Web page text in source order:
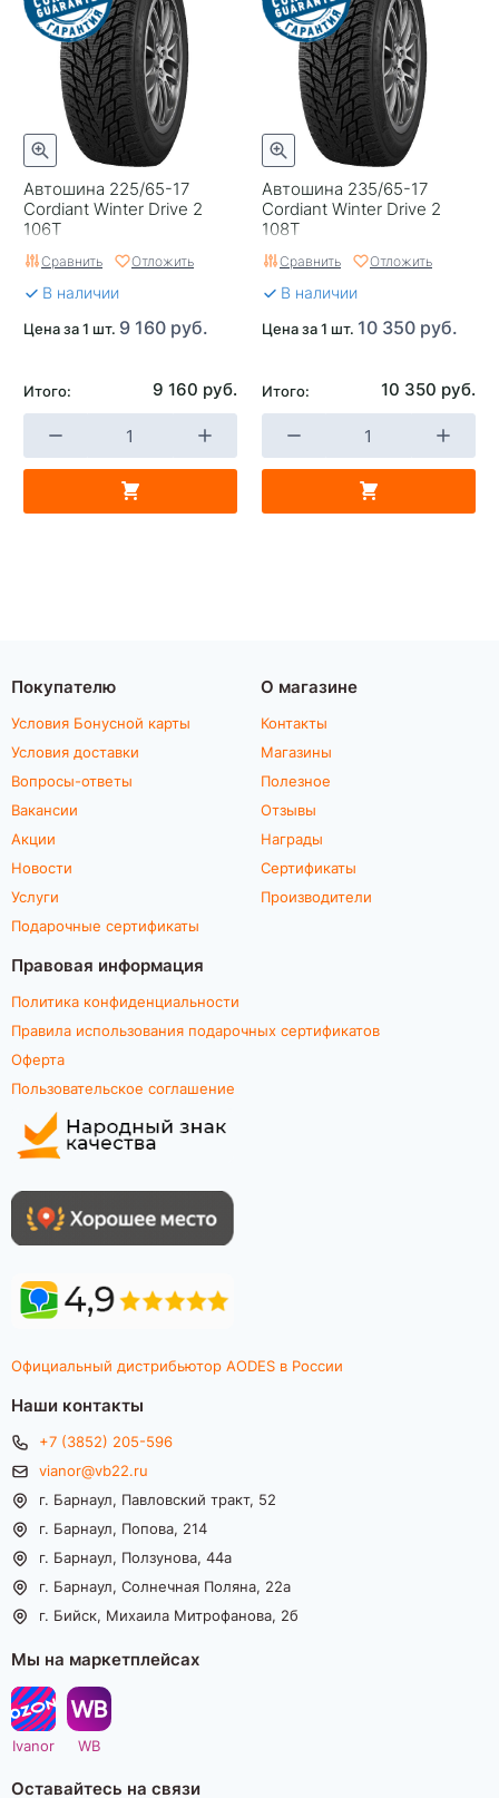
Автошина 225/65-17
Cordiant Winter Drive 2
106T
Сравнить Отложить
В наличии
Цена за 1 шт. 9 160 руб.
Итого: 9 160 руб.
Автошина 235/65-17
Cordiant Winter Drive 2
108T
Сравнить Отложить
В наличии
Цена за 1 шт. 10 350 руб.
Итого: 10 350 руб.
Покупателю
Условия Бонусной карты
Условия доставки
Вопросы-ответы
Вакансии
Акции
Новости
Услуги
Подарочные сертификаты
О магазине
Контакты
Магазины
Полезное
Отзывы
Награды
Сертификаты
Производители
Правовая информация
Политика конфиденциальности
Правила использования подарочных сертификатов
Оферта
Пользовательское соглашение
Официальный дистрибьютор AODES в России
Наши контакты
+7 (3852) 205-596
vianor@vb22.ru
г. Барнаул, Павловский тракт, 52
г. Барнаул, Попова, 214
г. Барнаул, Ползунова, 44а
г. Барнаул, Солнечная Поляна, 22а
г. Бийск, Михаила Митрофанова, 2б
Мы на маркетплейсах
Ivanor WB
Оставайтесь на связи